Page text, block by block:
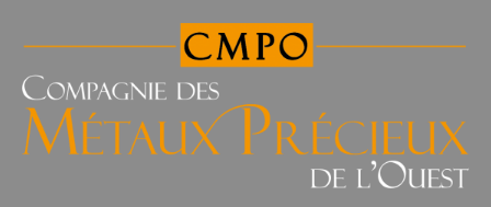
des
Précieux
l'Ouest